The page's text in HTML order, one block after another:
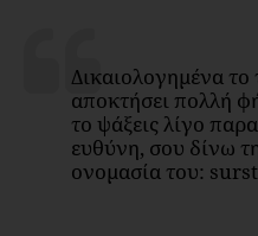
Δικαιολογημένα το
αποκτήσει πολλή
το ψάξεις λίγο
ευθύνη, σου δίνω
ονομασία του: